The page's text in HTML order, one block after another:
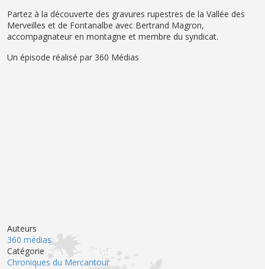
Partez à la découverte des gravures rupestres de la Vallée des
Merveilles et de Fontanalbe avec Bertrand Magron,
accompagnateur en montagne et membre du syndicat.
Un épisode réalisé par 360 Médias
Auteurs
360 médias
Catégorie
Chroniques du Mercantour